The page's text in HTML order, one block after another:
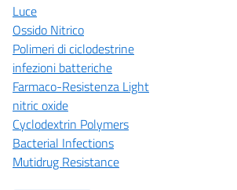
Luce
Ossido Nitrico
Polimeri di ciclodestrine
infezioni batteriche
Farmaco-Resistenza Light
nitric oxide
Cyclodextrin Polymers
Bacterial Infections
Mutidrug Resistance